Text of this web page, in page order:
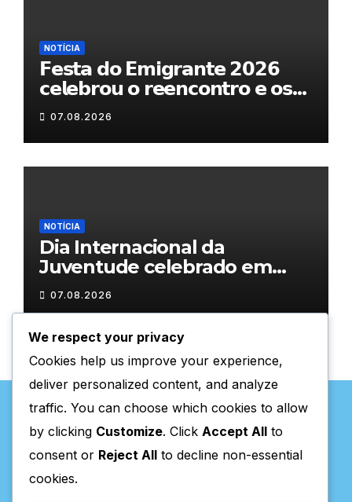
NOTÍCIA
𝗙𝗲𝘀𝘁𝗮 𝗱𝗼 𝗘𝗺𝗶𝗴𝗿𝗮𝗻𝘁𝗲 𝟮𝟬𝟮𝟲
𝗰𝗲𝗹𝗲𝗯𝗿𝗼𝘂 𝗼 𝗿𝗲𝗲𝗻𝗰𝗼𝗻𝘁𝗿𝗼 𝗲 𝗼𝘀
𝗹𝗮𝗰̧𝗼𝘀 𝗾𝘂𝗲 𝘂𝗻𝗲𝗺 𝗠𝘂𝗿𝗰̧𝗮
07.08.2026
NOTÍCIA
Dia Internacional da
Juventude celebrado em
Chaves com atividades
gratuitas
07.08.2026
Valpaços Online
We respect your privacy
Cookies help us improve your experience,
deliver personalized content, and analyze
traffic. You can choose which cookies to allow
by clicking Customize. Click Accept All to
consent or Reject All to decline non-essential
cookies.